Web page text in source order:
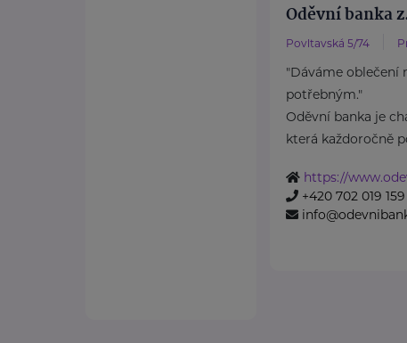
Oděvní banka
Povltavská 5/74
"Dáváme oblečení
potřebným."
Oděvní banka je
která každoročně
https://
+420 702 019 159